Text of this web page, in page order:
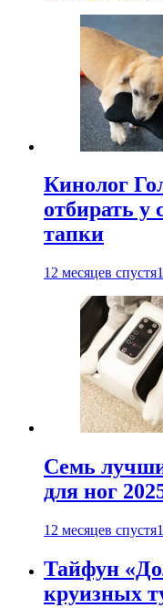
Кинолог
отбирать у
тапки
12 месяцев спустя
Семь
для ног
12 месяцев спустя
Тайфун
круизных